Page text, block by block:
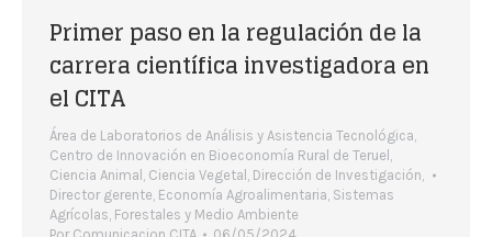
Primer paso en la regulación de la
carrera científica investigadora en
el CITA
Área de Laboratorios de Análisis y Asistencia Tecnológica
Centro de Innovación en Bioeconomía Rural de Teruel
Ciencia Animal Ciencia Vegetal Dirección de Investigación
Director gerente Economía Agroalimentaria Sistemas
Agrícolas, Forestales y Medio Ambiente